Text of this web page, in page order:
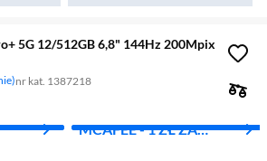
5G 12/512GB 6,8" 144Hz 200Mpix
nr kat. 1387218
MCAFEE - 1 ZŁ ZA